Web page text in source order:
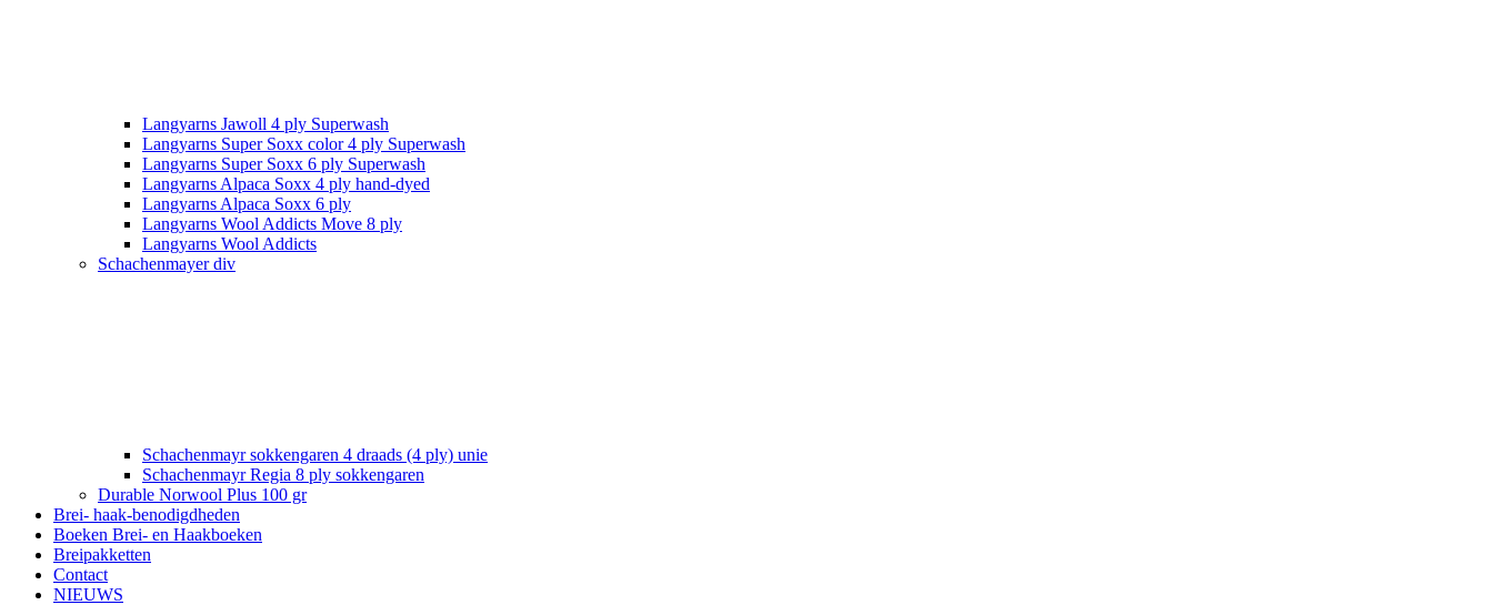
Langyarns Jawoll 4 ply Superwash
Langyarns Super Soxx color 4 ply Superwash
Langyarns Super Soxx 6 ply Superwash
Langyarns Alpaca Soxx 4 ply hand-dyed
Langyarns Alpaca Soxx 6 ply
Langyarns Wool Addicts Move 8 ply
Langyarns Wool Addicts
Schachenmayer div
Schachenmayr sokkengaren 4 draads (4 ply) unie
Schachenmayr Regia 8 ply sokkengaren
Durable Norwool Plus 100 gr
Brei- haak-benodigdheden
Boeken Brei- en Haakboeken
Breipakketten
Contact
NIEUWS